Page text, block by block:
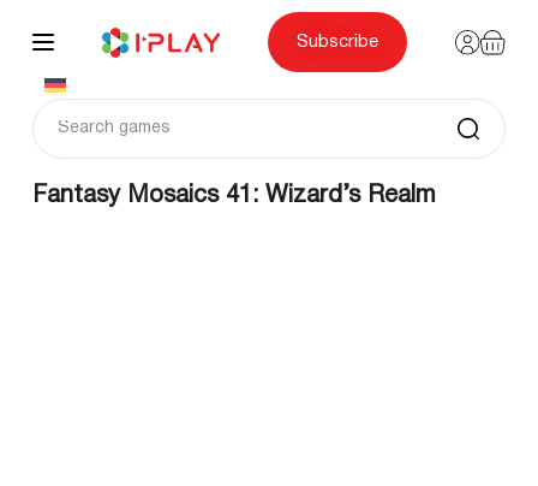
content
Subscribe
Fantasy Mosaics 41: Wizard’s Realm